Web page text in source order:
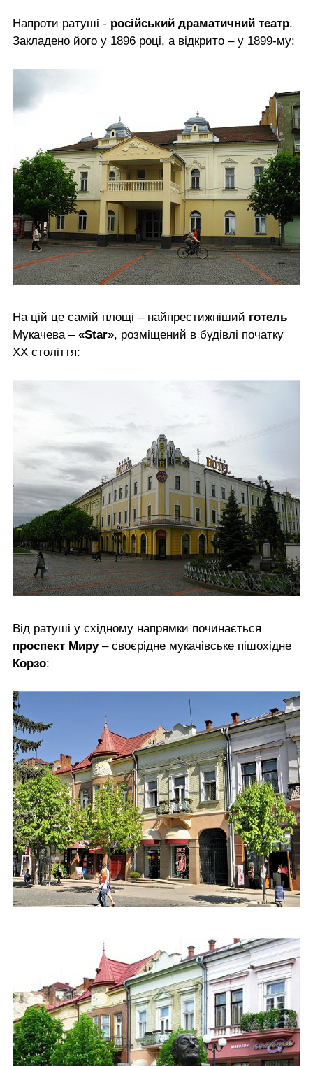
Напроти ратуші - російський драматичний театр.
Закладено його у 1896 році, а відкрито – у 1899-му:
На цій це самій площі – найпрестижніший готель
Мукачева – «Star», розміщений в будівлі початку
ХХ століття:
Від ратуші у східному напрямки починається
проспект Миру– своєрідне мукачівське пішохідне
Корзо: